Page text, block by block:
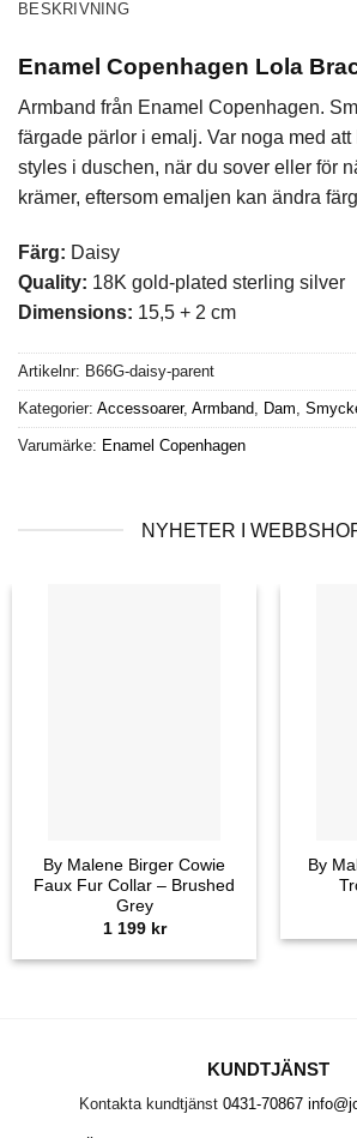
BESKRIVNING
Enamel Copenhagen Lola
Armband från Enamel Copenhagen.
färgade pärlor i emalj. Var noga med
styles i duschen, när du sover eller för
krämer, eftersom emaljen kan ändra
Färg: Daisy
Quality: 18K gold-plated sterling silver
Dimensions: 15,5 + 2 cm
Artikelnr: B66G-daisy-parent
Kategorier: Accessoarer, Armband Dam
Varumärke: Enamel Copenhagen
NYHETER I
By Malene Birger Cowie
Faux Fur Collar – Brushed
Grey
1 199 kr
By
KUNDTJÄNST
Kontakta kundtjänst 0431-70867